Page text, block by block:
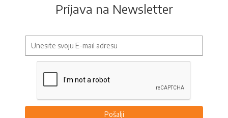
Prijava na Newsletter
Pošalji